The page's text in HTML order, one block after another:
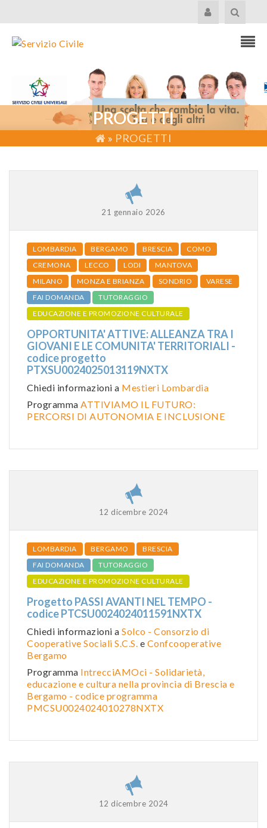
PROGETTI
» PROGETTI
21 gennaio 2026
LOMBARDIA BERGAMO BRESCIA
COMO
CREMONA
LECCO LODI
MANTOVA
MILANO
MONZA E BRIANZA SONDRIO
VARESE
FAI DOMANDA
TUTORAGGIO
EDUCAZIONE E PROMOZIONE CULTURALE
OPPORTUNITA' ATTIVE: ALLEANZA TRA I
GIOVANI E LE COMUNITA' TERRITORIALI -
codice progetto
PTXSU0024025013119NXTX
Chiedi informazioni a Mestieri Lombardia
Programma ATTIVIAMO IL FUTURO:
PERCORSI DI AUTONOMIA E INCLUSIONE
12 dicembre 2024
LOMBARDIA BERGAMO
BRESCIA
FAI DOMANDA
TUTORAGGIO
EDUCAZIONE E PROMOZIONE CULTURALE
Progetto PASSI AVANTI NEL TEMPO -
codice PTCSU0024024011591NXTX
Chiedi informazioni a Solco - Consorzio di
Cooperative Sociali S.C.S. e Confcooperative
Bergamo
Programma IntrecciAMOci - Solidarietà,
educazione e cultura nella provincia di Brescia e
Bergamo - codice programma
PMCSU0024024010278NXTX
12 dicembre 2024